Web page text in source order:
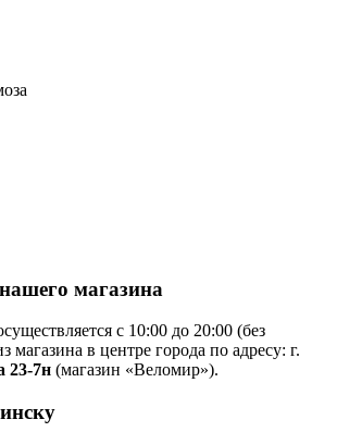
магазина
с 10:00 до 20:00 (без
в центре города по адресу: г.
23-7н (магазин «Веломир»).